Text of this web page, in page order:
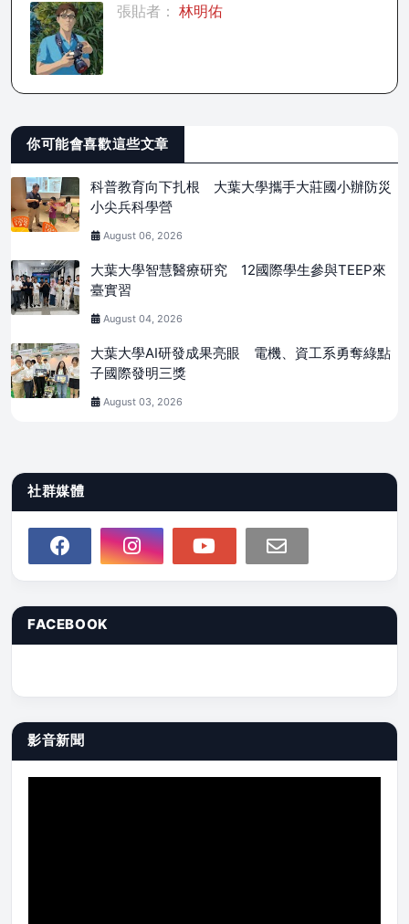
張貼者： 林明佑
你可能會喜歡這些文章
科普教育向下扎根 大葉大學攜手大莊國小辦防災
小尖兵科學營
August 06, 2026
大葉大學智慧醫療研究 12國際學生參與TEEP來
臺實習
August 04, 2026
大葉大學AI研發成果亮眼 電機、資工系勇奪綠點
子國際發明三獎
August 03, 2026
社群媒體
FACEBOOK
影音新聞